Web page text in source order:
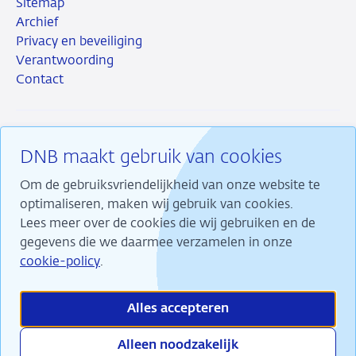
DNB maakt gebruik van cookies
Om de gebruiksvriendelijkheid van onze website te
optimaliseren, maken wij gebruik van cookies.
Lees meer over de cookies die wij gebruiken en de
gegevens die we daarmee verzamelen in onze
cookie-policy.
Alles accepteren
Alleen noodzakelijk
Sitemap
Archief
Privacy en beveiliging
Verantwoording
Contact
RSS InstagramLinkedin
X
Wij maken ons sterk voor financiële stabiliteit en
dragen daarmee bij aan duurzame welvaart in